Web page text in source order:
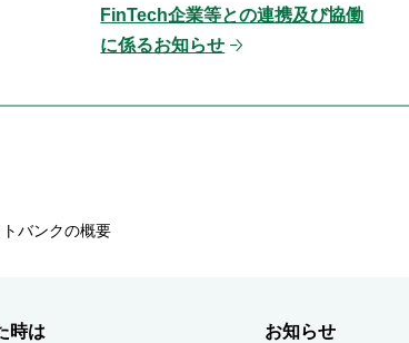
FinTech企業等との連携及び協働
に係るお知らせ
バンクの概要
時は お知らせ